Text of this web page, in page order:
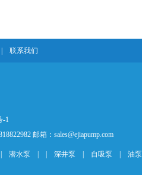
联系我们
-1
邮箱：sales@ejiapump.com
潜水泵 深井泵 自吸泵 油泵